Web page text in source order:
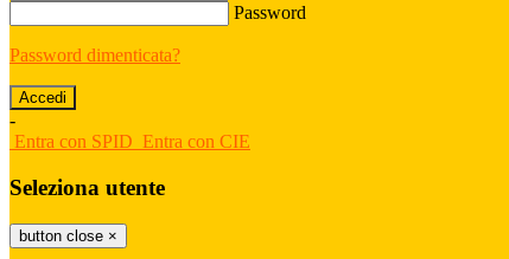
Password
Password dimenticata?
-
Entra con SPID Entra con CIE
Seleziona utente
button close ×